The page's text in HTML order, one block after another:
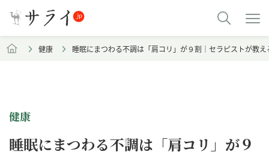
健康 睡眠にまつわる不調は「肩コリ」が９割｜セラピストが教
健康
睡眠にまつわる不調は「肩コリ」が９